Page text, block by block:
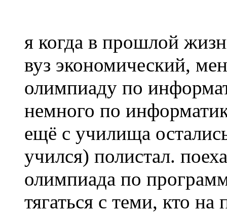
я когда в прошлой
вуз экономический,
олимпиаду по
немного по
ещё с училища
учился) полистал.
олимпиада по
тягаться с теми, кто